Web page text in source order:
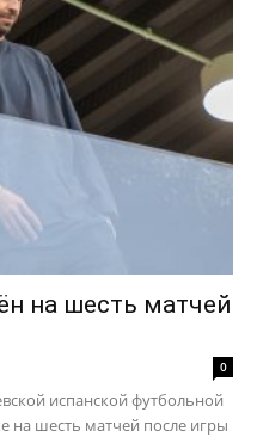
на шесть матчей
0
испанской футбольной
на шесть матчей после игры